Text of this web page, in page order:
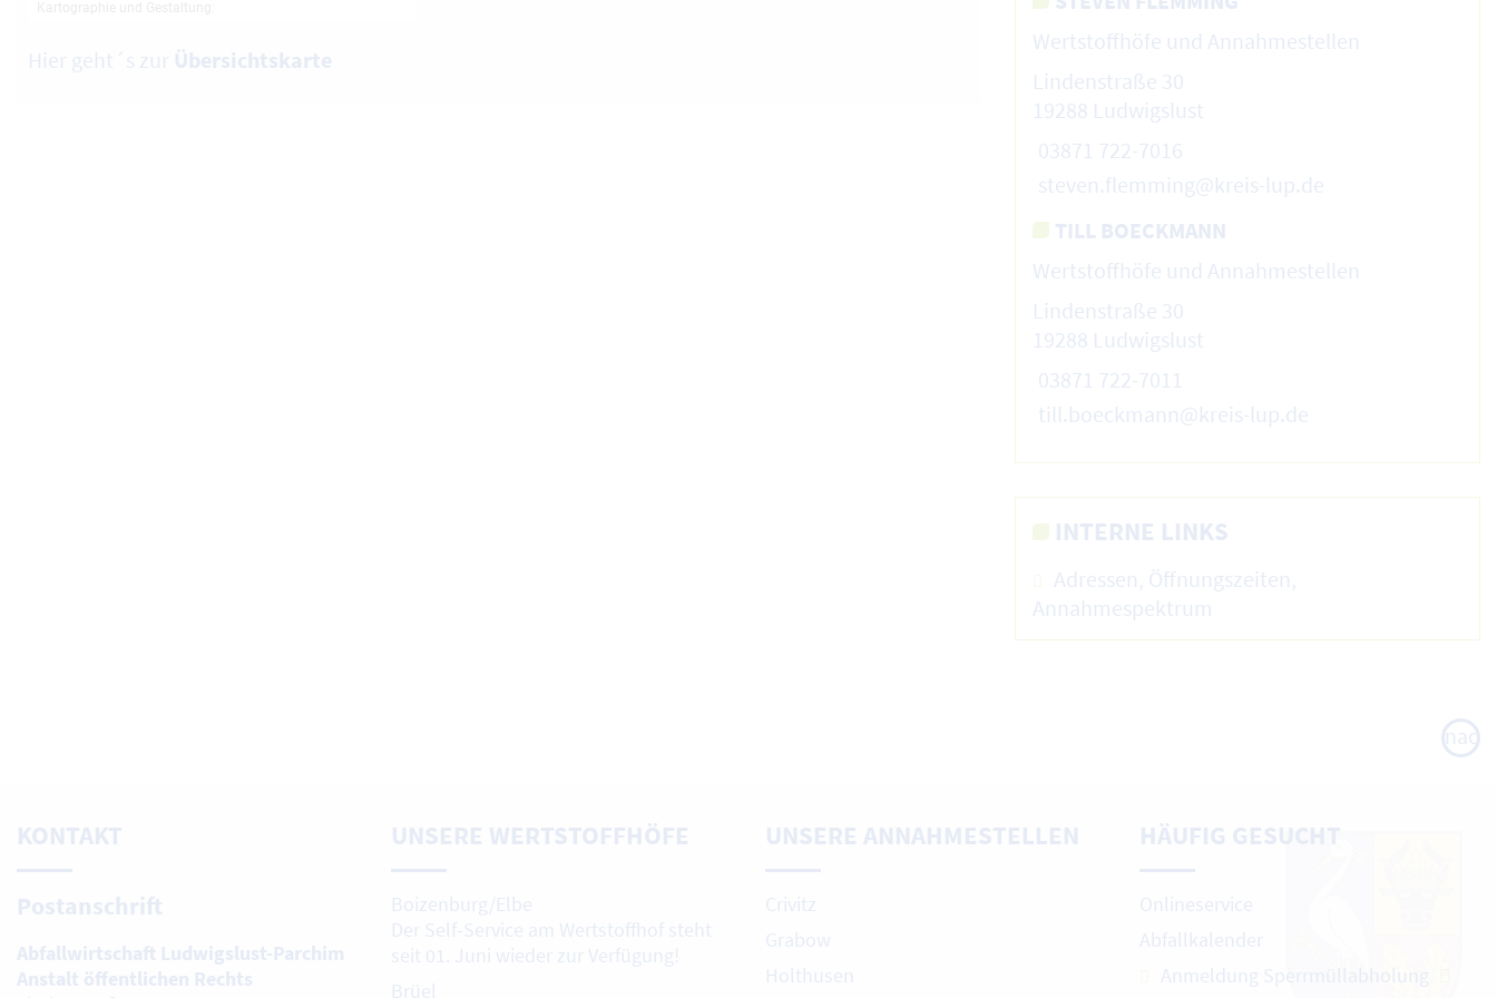
Hier geht´s zur Übersichtskarte
Wertstoffhöfe und Annahmestellen
Lindenstraße 30
19288 Ludwigslust
03871 722-7016
steven.flemming@kreis-lup.de
TILL BOECKMANN
Wertstoffhöfe und Annahmestellen
Lindenstraße 30
19288 Ludwigslust
03871 722-7011
till.boeckmann@kreis-lup.de
INTERNE LINKS
Adressen, Öffnungszeiten,
Annahmespektrum
nach
oben
KONTAKT
Postanschrift
Abfallwirtschaft Ludwigslust-Parchim
Anstalt öffentlichen Rechts
UNSERE WERTSTOFFHÖFE
Boizenburg/Elbe
Der Self-Service am Wertstoffhof steht
seit 01. Juni wieder zur Verfügung!
Brüel
UNSERE ANNAHMESTELLEN
Crivitz
Grabow
Holthusen
HÄUFIG GESUCHT
Onlineservice
Abfallkalender
Anmeldung Sperrmüllabholung